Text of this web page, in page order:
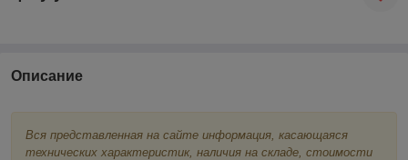
Описание
Вся представленная на сайте информация, касающаяся
технических характеристик, наличия на складе, стоимости